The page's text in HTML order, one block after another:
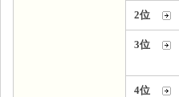
2位
3位
4位